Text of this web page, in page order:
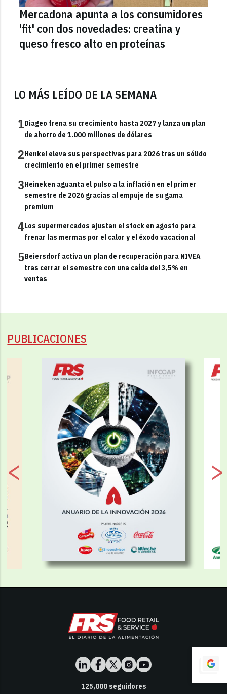
LO MÁS LEÍDO DE LA SEMANA
1Diageo frena su crecimiento hasta 2027 y lanza un plan
de ahorro de 1.000 millones de dólares
2Henkel eleva sus perspectivas para 2026 tras un sólido
crecimiento en el primer semestre
3Heineken aguanta el pulso a la inflación en el primer
semestre de 2026 gracias al empuje de su gama
premium
4Los supermercados ajustan el stock en agosto para
frenar las mermas por el calor y el éxodo vacacional
5Beiersdorf activa un plan de recuperación para NIVEA
tras cerrar el semestre con una caída del 3,5% en
ventas
Mercadona apunta a los consumidores
'fit' con dos novedades: creatina y
queso fresco alto en proteínas
PUBLICACIONES
125,000seguidores